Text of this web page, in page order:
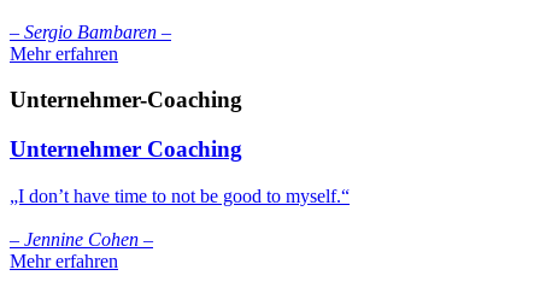
– Sergio Bambaren –
Mehr erfahren
Unternehmer-Coaching
Unternehmer Coaching
„I don’t have time to not be good to myself.“
– Jennine Cohen –
Mehr erfahren